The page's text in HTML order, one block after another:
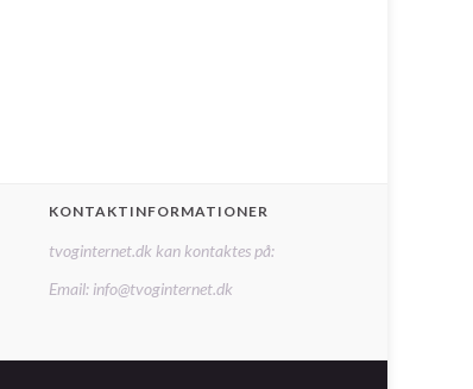
KONTAKTINFORMATIONER
tvoginternet.dk kan kontaktes på:
Email: info@tvoginternet.dk